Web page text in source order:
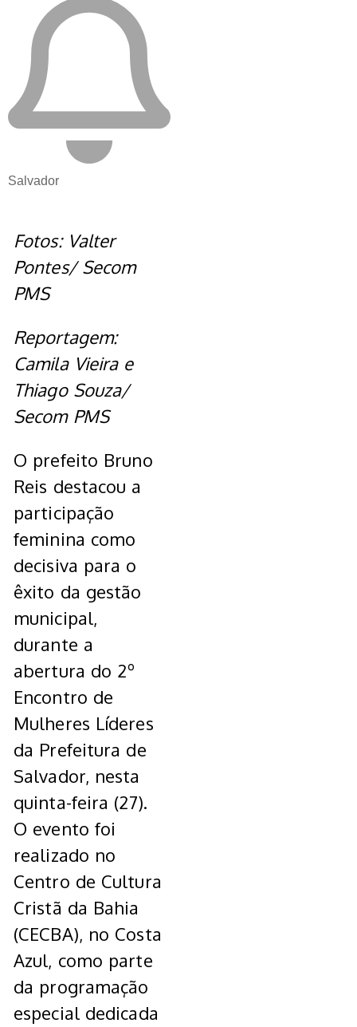
Salvador
Fotos: Valter
Pontes/ Secom
PMS
Reportagem:
Camila Vieira e
Thiago Souza/
Secom PMS
O prefeito Bruno
Reis destacou a
participação
feminina como
decisiva para o
êxito da gestão
municipal,
durante a
abertura do 2º
Encontro de
Mulheres Líderes
da Prefeitura de
Salvador, nesta
quinta-feira (27).
O evento foi
realizado no
Centro de Cultura
Cristã da Bahia
(CECBA), no Costa
Azul, como parte
da programação
especial dedicada